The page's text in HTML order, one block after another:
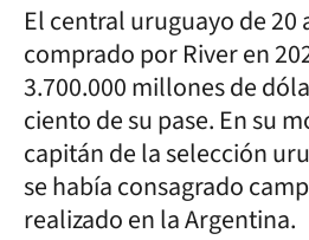
El central uruguayo de 20
comprado por River en
3.700.000 millones de
ciento de su pase. En su
capitán de la selección
se había consagrado
realizado en la Argentina.